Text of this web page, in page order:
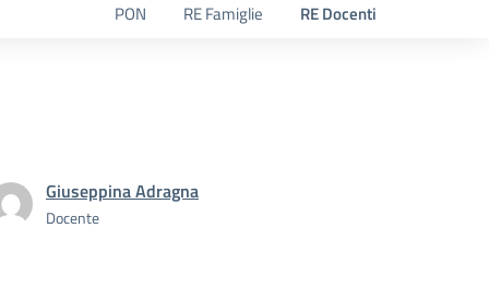
PON RE Famiglie RE Docenti
Giuseppina Adragna
Docente